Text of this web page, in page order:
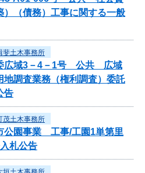
）（債務）工事に関する一般
斐土木事務所
広域3－4－1号 公共 広域
地調査業務（権利調査）委託
告
茂土木事務所
公園事業 工事/工園1単第里
札公告